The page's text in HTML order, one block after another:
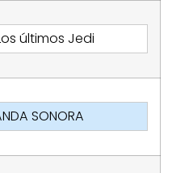
últimos Jedi
SONORA